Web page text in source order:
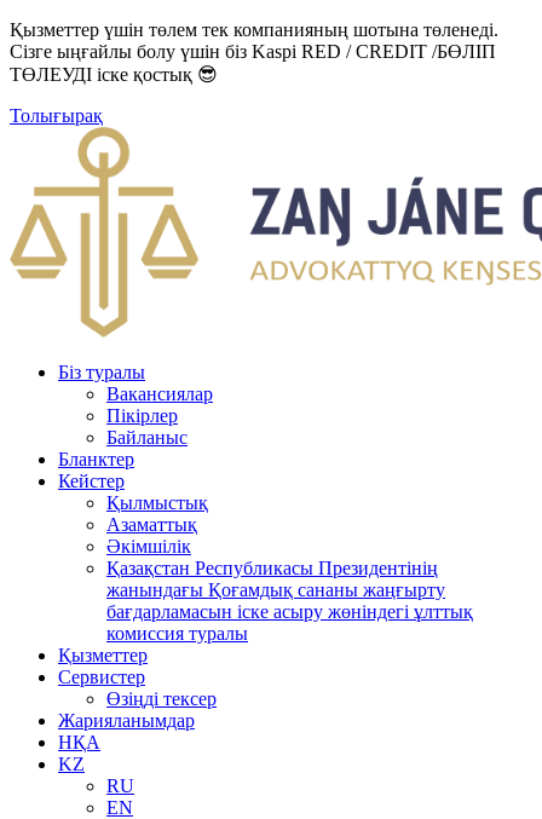
Қызметтер үшін төлем тек компанияның шотына төленеді.
Сізге ыңғайлы болу үшін біз Kaspi RED / CREDIT /БӨЛІП
ТӨЛЕУДІ іске қостық 😎
Толығырақ
Біз туралы
Вакансиялар
Пікірлер
Байланыс
Бланктер
Кейстер
Қылмыстық
Азаматтық
Әкімшілік
Қазақстан Республикасы Президентінің
жанындағы Қоғамдық сананы жаңғырту
бағдарламасын іске асыру жөніндегі ұлттық
комиссия туралы
Қызметтер
Сервистер
Өзіңді тексер
Жарияланымдар
НҚА
KZ
RU
EN